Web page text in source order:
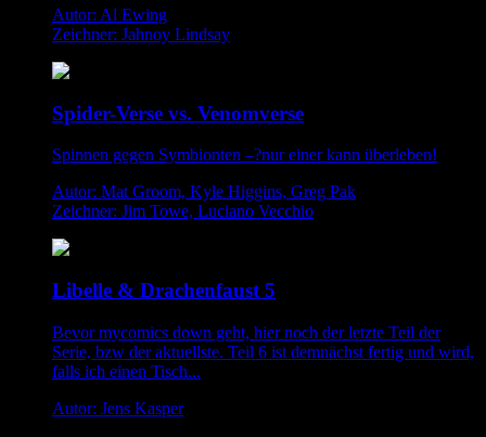
Autor: Al Ewing
Zeichner: Jahnoy Lindsay
Spider-Verse vs. Venomverse
Spinnen gegen Symbionten –?nur einer kann überleben!
Autor: Mat Groom, Kyle Higgins, Greg Pak
Zeichner: Jim Towe, Luciano Vecchio
Libelle & Drachenfaust 5
Bevor mycomics down geht, hier noch der letzte Teil der
Serie, bzw der aktuellste. Teil 6 ist demnächst fertig und wird,
falls ich einen Tisch...
Autor: Jens Kasper